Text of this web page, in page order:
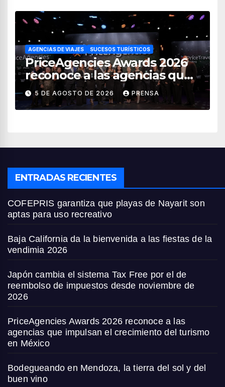
AGENCIAS DE VIAJES SUCESOS TURÍSTICOS
PriceAgencies Awards 2026
reconoce a las agencias que
impulsan el crecimiento del
turismo en México
5 DE AGOSTO DE 2026 PRENSA
ENTRADAS RECIENTES
COFEPRIS garantiza que playas de Nayarit son
aptas para uso recreativo
Baja California da la bienvenida a las fiestas de la
vendimia 2026
Japón cambia el sistema Tax Free por el de
reembolso de impuestos desde noviembre de
2026
PriceAgencies Awards 2026 reconoce a las
agencias que impulsan el crecimiento del turismo
en México
Bodegueando en Mendoza, la tierra del sol y del
buen vino